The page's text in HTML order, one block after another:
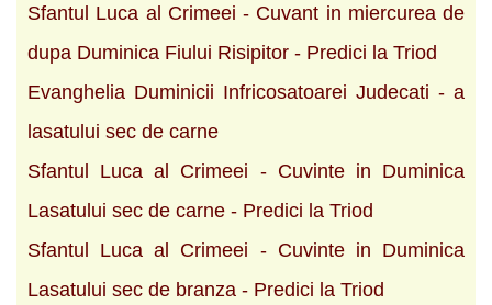
Sfantul Luca al Crimeei - Cuvant in miercurea de
dupa Duminica Fiului Risipitor - Predici la Triod
Evanghelia Duminicii Infricosatoarei Judecati - a
lasatului sec de carne
Sfantul Luca al Crimeei - Cuvinte in Duminica
Lasatului sec de carne - Predici la Triod
Sfantul Luca al Crimeei - Cuvinte in Duminica
Lasatului sec de branza - Predici la Triod